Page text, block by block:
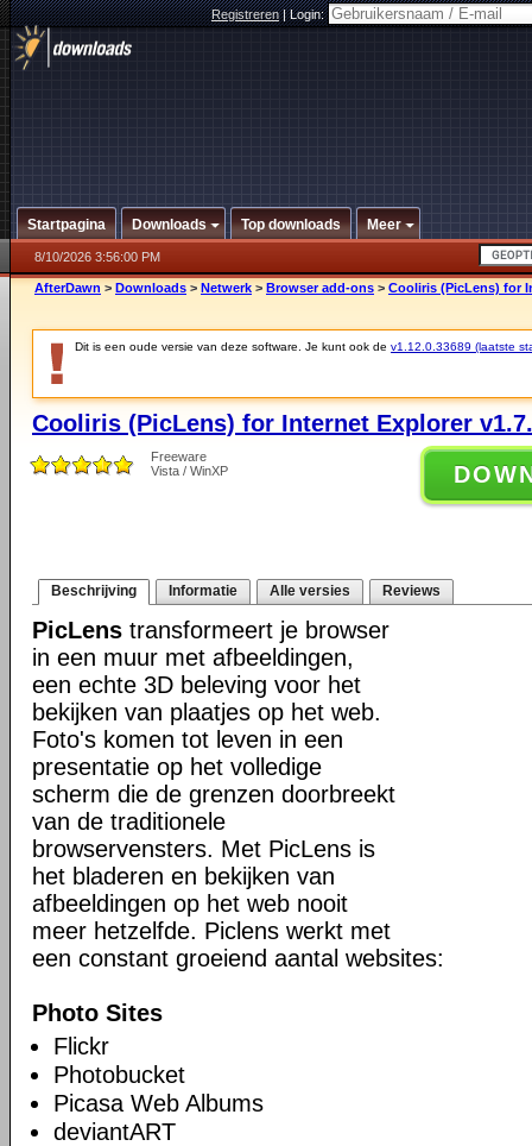
Registreren|Login:
Startpagina Downloads Top downloads Meer
8/10/2026 3:56:00 PM
AfterDawn > Downloads > Netwerk > Browser add-ons > Cooliris (PicLens) for
Dit is een oude versie van deze software. Je kunt ook de v1.12.0.33689 (laatste
Cooliris (PicLens) for Internet Explorer
Freeware
Vista / WinXP
Beschrijving Informatie Alle versies Reviews
PicLens transformeert je browser
in een muur met afbeeldingen,
een echte 3D beleving voor het
bekijken van plaatjes op het web.
Foto's komen tot leven in een
presentatie op het volledige
scherm die de grenzen doorbreekt
van de traditionele
browservensters. Met PicLens is
het bladeren en bekijken van
afbeeldingen op het web nooit
meer hetzelfde. Piclens werkt met
een constant groeiend aantal websites:
Photo Sites
Flickr
Photobucket
Picasa Web Albums
deviantART